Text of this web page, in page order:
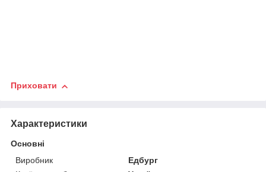
Приховати
Характеристики
Основні
Виробник
Едбург